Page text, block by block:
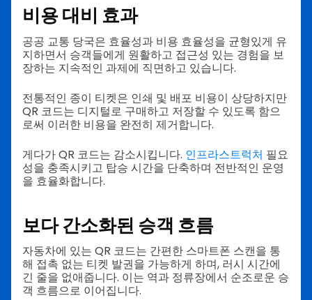
비용 대비 효과
공공 교통 당국은 효율성과 비용 효율성을 균형있게 유
지하면서 승객들에게 원활하고 접근성 있는 경험을 보
장하는 지속적인 과제에 직면하고 있습니다.
전통적인 종이 티켓은 인쇄 및 배포 비용이 상당하지만
QR 코드는 디지털로 구매하고 저장할 수 있도록 함으
로써 이러한 비용을 완전히 제거합니다.
게다가 QR 코드는 감소시킵니다. 인프라스트럭처 필요
성을 충족시키고 탑승 시간을 단축하며 전반적인 운영
을 효율화합니다.
보다 간소화된 승객 흐름
자동차에 있는 QR 코드는 간편한 스마트폰 스캔을 통
해 접촉 없는 티켓 발권을 가능하게 하며, 러시 시간에
긴 줄을 없애줍니다. 이는 역과 정류장에서 순조로운 승
객 흐름으로 이어집니다.